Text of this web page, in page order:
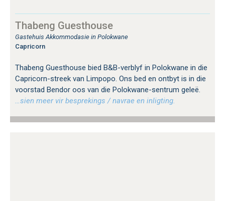
Thabeng Guesthouse
Gastehuis Akkommodasie in Polokwane
Capricorn
Thabeng Guesthouse bied B&B-verblyf in Polokwane in die
Capricorn-streek van Limpopo. Ons bed en ontbyt is in die
voorstad Bendor oos van die Polokwane-sentrum geleë.
…sien meer vir besprekings / navrae en inligting.